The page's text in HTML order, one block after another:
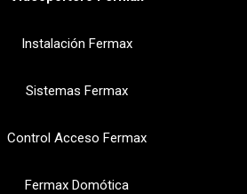
Instalación Fermax
Sistemas Fermax
Control Acceso Fermax
Fermax Domótica